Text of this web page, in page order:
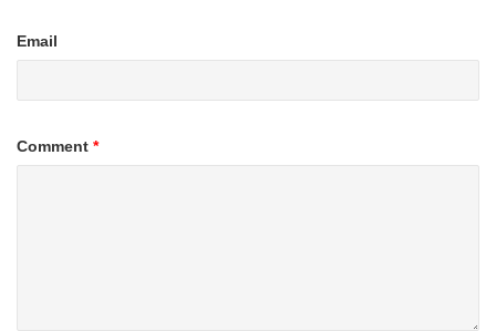
Email
Comment *